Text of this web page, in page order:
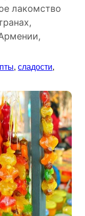
лакомство
,сладости,